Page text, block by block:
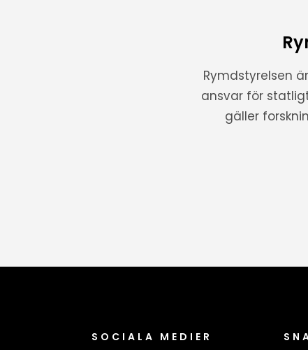
Rymdstyrelsen
ansvar för
gäller
SOCIALA MEDIER